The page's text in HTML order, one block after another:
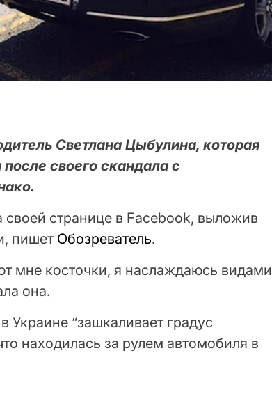
Светлана Цыбулина, которая
своего скандала с
странице в Facebook, выложив
пишет Обозреватель.
мне косточки, я наслаждаюсь видами
она.
Украине “зашкаливает градус
находилась за рулем автомобиля в